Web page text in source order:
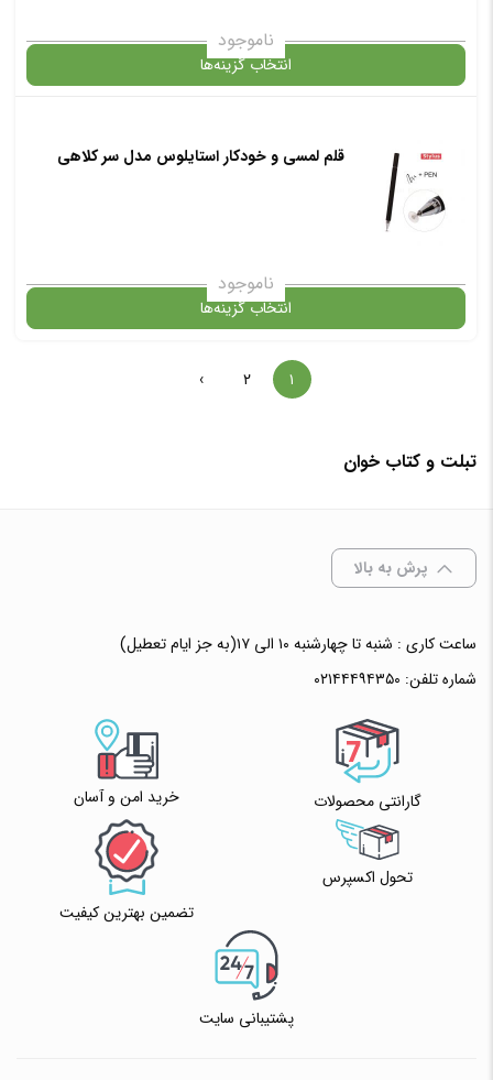
ناموجود
انتخاب گزینه‌ها
در حال حاضر این محصول در انبار موجود نیست و در دسترس نمی باشد.
✧ چت با پشتیبان واتس آپ
قلم لمسی و خودکار استایلوس مدل سر کلاهی
ناموجود
انتخاب گزینه‌ها
در حال حاضر این محصول در انبار موجود نیست و در دسترس نمی باشد.
✧ چت با پشتیبان واتس آپ
۱ ۲ ›
تبلت و کتاب خوان
پرش به بالا
ساعت کاری : شنبه تا چهارشنبه ۱۰ الی ۱۷(به جز ایام تعطیل)
شماره تلفن: ۰۲۱۴۴۴۹۴۳۵۰
گارانتی محصولات خرید امن و آسان
تحول اکسپرس
تضمین بهترین کیفیت
پشتیبانی سایت